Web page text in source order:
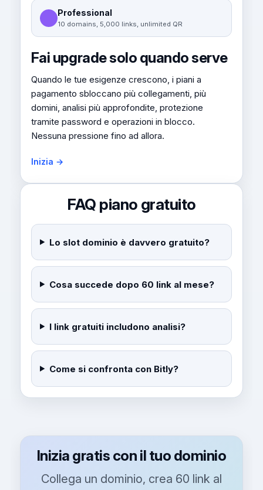
Professional
10 domains, 5,000 links, unlimited QR
Fai upgrade solo quando serve
Quando le tue esigenze crescono, i piani a
pagamento sbloccano più collegamenti, più
domini, analisi più approfondite, protezione
tramite password e operazioni in blocco.
Nessuna pressione fino ad allora.
Inizia →
FAQ piano gratuito
Lo slot dominio è davvero gratuito?
Cosa succede dopo 60 link al mese?
I link gratuiti includono analisi?
Come si confronta con Bitly?
Inizia gratis con il tuo dominio
Collega un dominio, crea 60 link al